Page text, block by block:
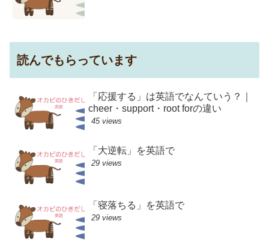
読んでもらっています
「応援する」は英語でなんていう？｜
cheer・support・root forの違い
45 views
「大逆転」を英語で
29 views
「寝落ちる」を英語で
29 views